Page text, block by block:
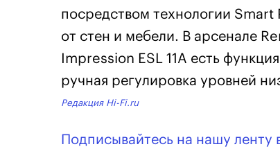
посредством технологии
от стен и мебели. В арсенале
Impression ESL 11A есть
ручная регулировка уровней
Редакция Hi-Fi.ru
Подписывайтесь на нашу ленту